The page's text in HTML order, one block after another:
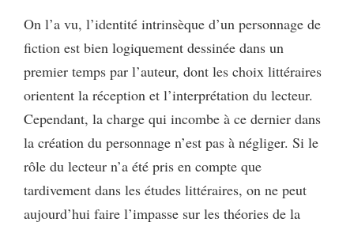
On l’a vu, l’identité intrinsèque d’un personnage de
fiction est bien logiquement dessinée dans un
premier temps par l’auteur, dont les choix littéraires
orientent la réception et l’interprétation du lecteur.
Cependant, la charge qui incombe à ce dernier dans
la création du personnage n’est pas à négliger. Si le
rôle du lecteur n’a été pris en compte que
tardivement dans les études littéraires, on ne peut
aujourd’hui faire l’impasse sur les théories de la